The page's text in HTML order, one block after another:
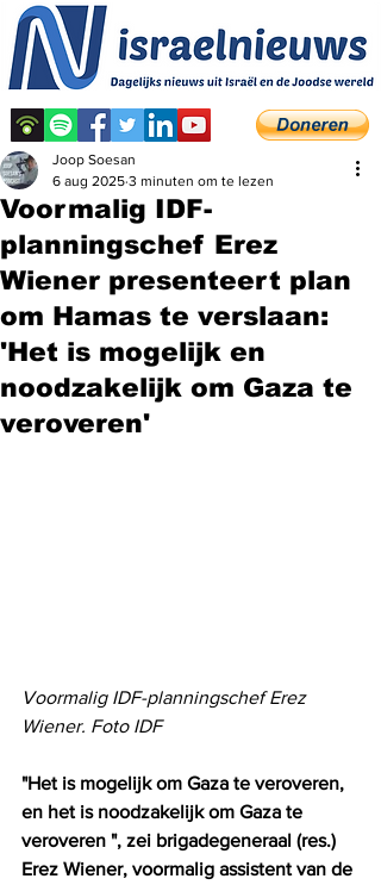
Voormalig IDF-
planningschef Erez
Wiener presenteert plan
om Hamas te verslaan:
'Het is mogelijk en
noodzakelijk om Gaza te
veroveren'
Joop Soesan
6 aug 2025 3 minuten om te lezen
Voormalig IDF-planningschef Erez
Wiener. Foto IDF
"Het is mogelijk om Gaza te veroveren,
en het is noodzakelijk om Gaza te
veroveren ", zei brigadegeneraal (res.)
Erez Wiener, voormalig assistent van de